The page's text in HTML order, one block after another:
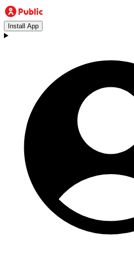
Install App